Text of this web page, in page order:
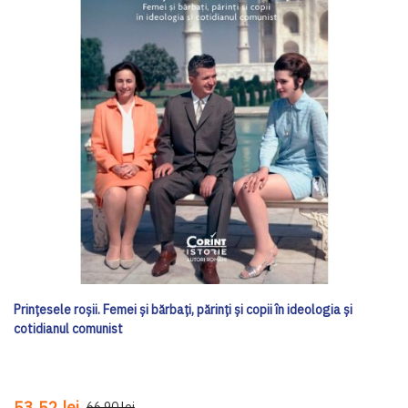
Prințesele roșii. Femei și bărbați, părinți și copii în ideologia și
cotidianul comunist